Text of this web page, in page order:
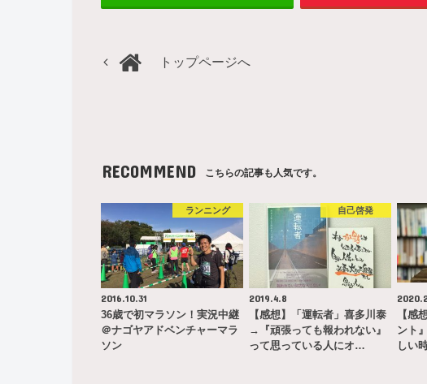
トップページへ
RECOMMEND こちらの記事も人気です。
ランニング
2016.10.31
36歳で初マラソン！実況中継
＠ナゴヤアドベンチャーマラ
ソン
自己啓発
2019.4.8
【感想】「運転者」喜多川泰
→『頑張っても報われない』
って思っている人にオ…
【感
ント
しい